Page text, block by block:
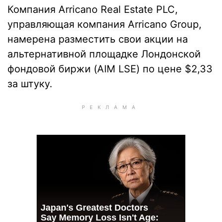
Компания Arricano Real Estate PLC,
управляющая компания Arricano Group,
намерена разместить свои акции на
альтернативной площадке Лондонской
фондовой биржи (AIM LSE) по цене $2,33
за штуку.